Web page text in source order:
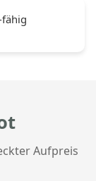
Aufpreis